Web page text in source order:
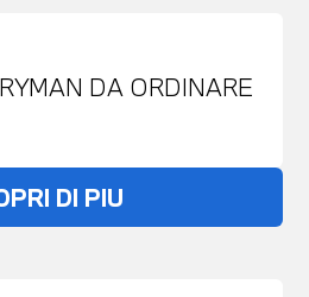
DA ORDINARE
DI PIU